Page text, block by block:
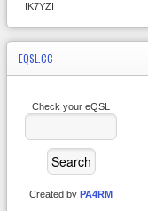
IK7YZI
EQSL.CC
Check your eQSL
Created by PA4RM